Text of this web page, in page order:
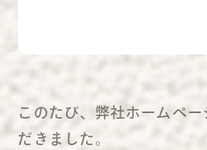
このたび、弊社ホームペ
だきました。